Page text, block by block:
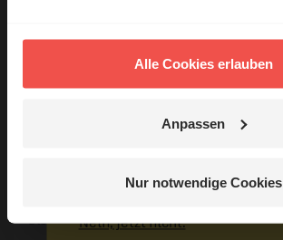
Alle Cookies erlauben
Anpassen
Nur notwendige Cookies
Name:
Die E-Mail-Adresse wird nicht veröffentlicht.
entdecken
Nein, jetzt nicht.